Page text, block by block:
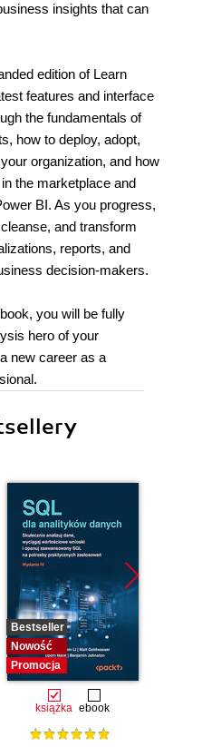
insights that can
edition of Learn
features and interface
the fundamentals of
how to deploy, adopt,
organization, and how
the marketplace and
BI. As you progress,
and transform
reports, and
decision-makers.
you will be fully
hero of your
new career as a
Bestseller
Nowość
Promocja
książka ebook